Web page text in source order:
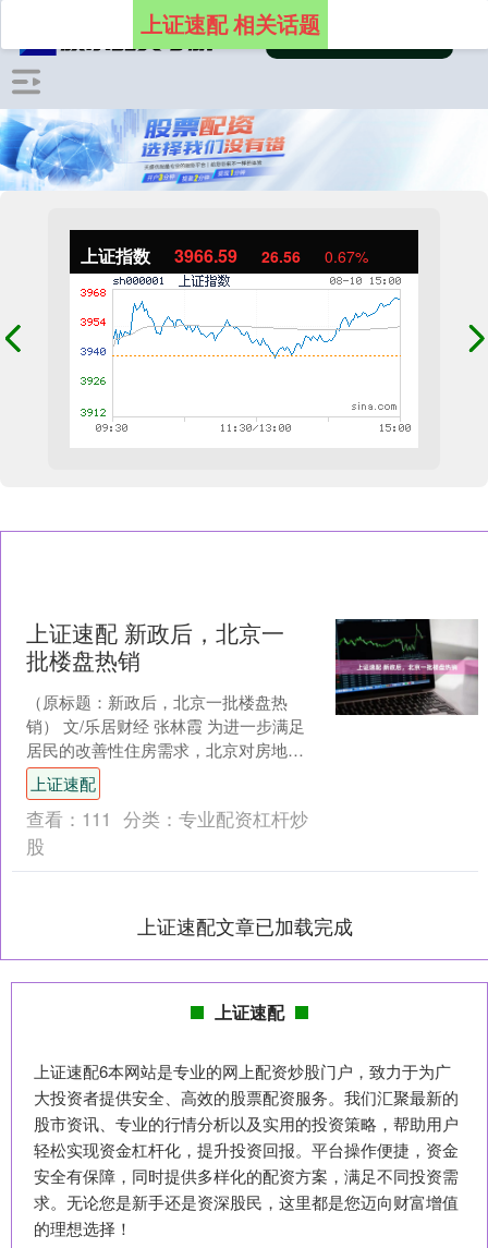
上证指数 3966.59 26.56 0.67%
上证速配 相关话题
上证速配 新政后，北京一
批楼盘热销
（原标题：新政后，北京一批楼盘热
销） 文/乐居财经 张林霞 为进一步满足
居民的改善性住房需求，北京对房地产
政策进行了再度优化。 近日，北京市住
房和城乡建设委员会....
上证速配
查看： 111 分类： 专业配资杠杆炒
股
上证速配文章已加载完成
上证速配
上证速配6本网站是专业的网上配资炒股门户，致力于为广
大投资者提供安全、高效的股票配资服务。我们汇聚最新的
股市资讯、专业的行情分析以及实用的投资策略，帮助用户
轻松实现资金杠杆化，提升投资回报。平台操作便捷，资金
安全有保障，同时提供多样化的配资方案，满足不同投资需
求。无论您是新手还是资深股民，这里都是您迈向财富增值
的理想选择！